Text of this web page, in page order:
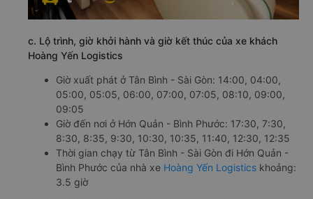
c. Lộ trình, giờ khởi hành và giờ kết thúc của xe khách
Hoàng Yến Logistics
Giờ xuất phát ở Tân Bình - Sài Gòn: 14:00, 04:00,
05:00, 05:05, 06:00, 07:00, 07:05, 08:10, 09:00,
09:05
Giờ đến nơi ở Hớn Quản - Bình Phước: 17:30, 7:30,
8:30, 8:35, 9:30, 10:30, 10:35, 11:40, 12:30, 12:35
Thời gian chạy từ Tân Bình - Sài Gòn đi Hớn Quản -
Bình Phước của nhà xe Hoàng Yến Logistics khoảng:
3.5 giờ